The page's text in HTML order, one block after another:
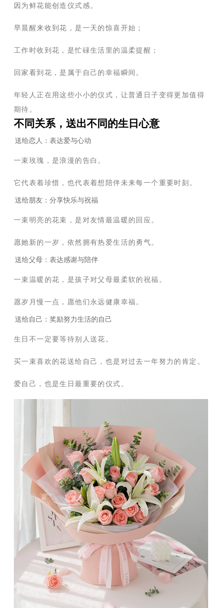
因为鲜花能创造仪式感。
早晨醒来收到花，是一天的惊喜开始；
工作时收到花，是忙碌生活里的温柔提醒；
回家看到花，是属于自己的幸福瞬间。
年轻人正在用这些小小的仪式，让普通日子变得更加值得
期待。
不同关系，送出不同的生日心意
送给恋人：表达爱与心动
一束玫瑰，是浪漫的告白。
它代表着珍惜，也代表着想陪伴未来每一个重要时刻。
送给朋友：分享快乐与祝福
一束明亮的花束，是对友情最温暖的回应。
愿她新的一岁，依然拥有热爱生活的勇气。
送给父母：表达感谢与陪伴
一束温暖的花，是孩子对父母最柔软的祝福。
愿岁月慢一点，愿他们永远健康幸福。
送给自己：奖励努力生活的自己
生日不一定要等待别人送花。
买一束喜欢的花送给自己，也是对过去一年努力的肯定。
爱自己，也是生日最重要的仪式。